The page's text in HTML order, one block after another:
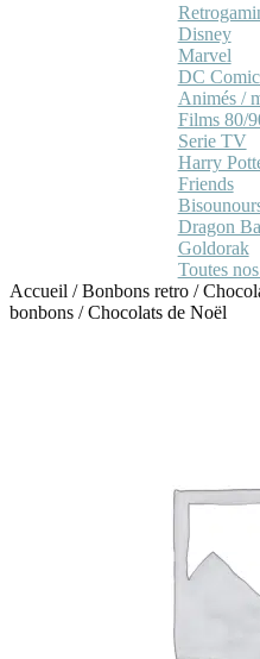
Disney
Marvel
DC
Animés /
Films 80/
Serie TV
Harry
Friends
Dragon
Goldorak
Toutes
Accueil /Bonbons retro /
bonbons /Chocolats de Noël